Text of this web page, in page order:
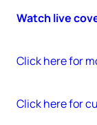
Watch live
Click here for
Click here for